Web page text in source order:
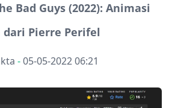
Bad Guys (2022): Animasi
dari Pierre Perifel
-05-05-2022 06:21